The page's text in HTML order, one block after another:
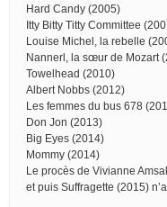
Hard Candy (2005)
Itty Bitty Titty Committee
Louise Michel, la rebelle
Nannerl, la sœur de Mozart
Towelhead (2010)
Albert Nobbs (2012)
Les femmes du bus 678
Don Jon (2013)
Big Eyes (2014)
Mommy (2014)
Le procès de Vivianne
et puis Suffragette (2015)